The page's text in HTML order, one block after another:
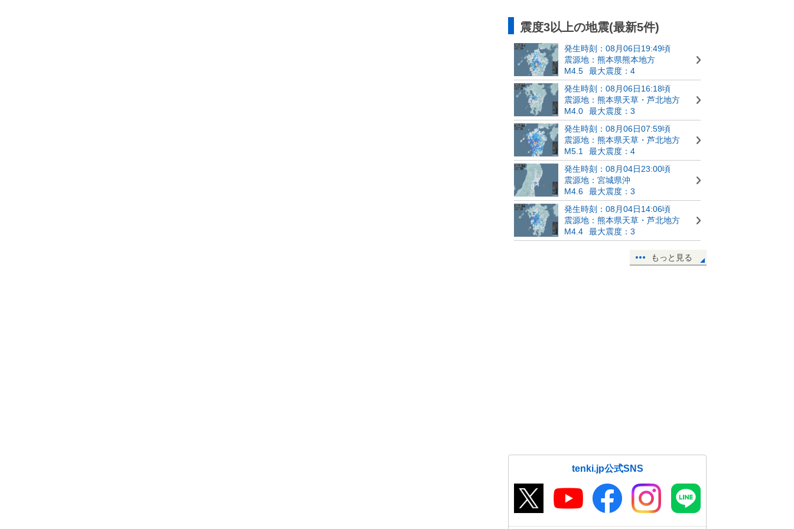
震度3以上の地震(最新5件)
発生時刻：08月06日19:49頃
震源地：熊本県熊本地方
M4.5
最大震度：4
発生時刻：08月06日16:18頃
震源地：熊本県天草・芦北地方
M4.0
最大震度：3
発生時刻：08月06日07:59頃
震源地：熊本県天草・芦北地方
M5.1
最大震度：4
発生時刻：08月04日23:00頃
震源地：宮城県沖
M4.6
最大震度：3
発生時刻：08月04日14:06頃
震源地：熊本県天草・芦北地方
M4.4
最大震度：3
もっと見る
tenki.jp公式SNS